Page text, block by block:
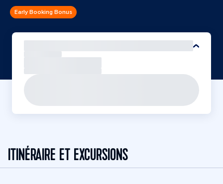
Early Booking Bonus
ITINÉRAIRE ET EXCURSIONS